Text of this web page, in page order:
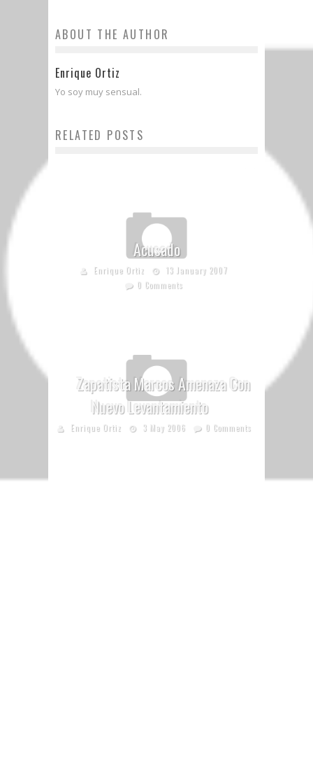
ABOUT THE AUTHOR
Enrique Ortiz
Yo soy muy sensual.
RELATED POSTS
Acusado
Enrique Ortiz
13 January 2007
0 Comments
Zapatista Marcos Amenaza Con
Nuevo Levantamiento
Enrique Ortiz 3 May 2006 0 Comments